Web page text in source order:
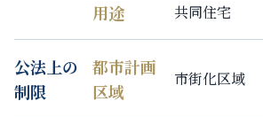
用途 共同住宅
公法上の
制限
都市計画
区域
市街化区域